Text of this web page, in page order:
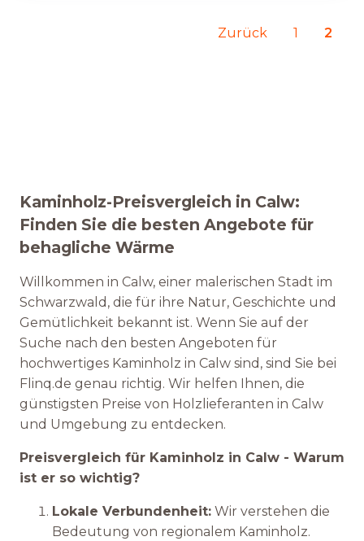
Zurück 1 2
Kaminholz-Preisvergleich in Calw:
Finden Sie die besten Angebote für
behagliche Wärme
Willkommen in Calw, einer malerischen Stadt im
Schwarzwald, die für ihre Natur, Geschichte und
Gemütlichkeit bekannt ist. Wenn Sie auf der
Suche nach den besten Angeboten für
hochwertiges Kaminholz in Calw sind, sind Sie bei
Flinq.de genau richtig. Wir helfen Ihnen, die
günstigsten Preise von Holzlieferanten in Calw
und Umgebung zu entdecken.
Preisvergleich für Kaminholz in Calw - Warum
ist er so wichtig?
Lokale Verbundenheit: Wir verstehen die
Bedeutung von regionalem Kaminholz.